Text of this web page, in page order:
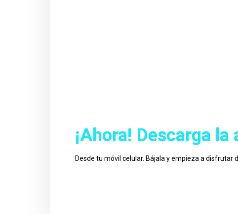
¡Ahora! Descarga
Desde tu móvil celular. Bájala y empieza a disfrutar